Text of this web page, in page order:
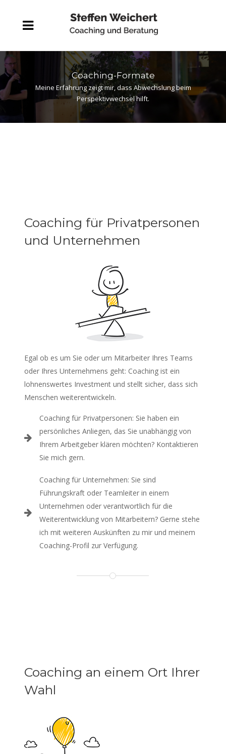
Coaching-Formate
Meine Erfahrung zeigt mir, dass Abwechslung beim
Perspektivwechsel hilft.
Coaching für Privatpersonen
und Unternehmen
Egal ob es um Sie oder um Mitarbeiter Ihres Teams
oder Ihres Unternehmens geht: Coaching ist ein
lohnenswertes Investment und stellt sicher, dass sich
Menschen weiterentwickeln.
Coaching für Privatpersonen: Sie haben ein
persönliches Anliegen, das Sie unabhängig von
Ihrem Arbeitgeber klären möchten? Kontaktieren
Sie mich gern.
Coaching für Unternehmen: Sie sind
Führungskraft oder Teamleiter in einem
Unternehmen oder verantwortlich für die
Weiterentwicklung von Mitarbeitern? Gerne stehe
ich mit weiteren Auskünften zu mir und meinem
Coaching-Profil zur Verfügung.
Coaching an einem Ort Ihrer
Wahl